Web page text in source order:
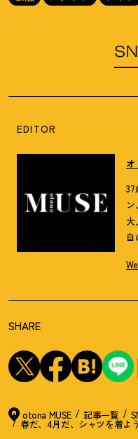
EDITOR
大
SHARE
otona MUSE 記事一覧
春だ、4月だ、シャツを着よう